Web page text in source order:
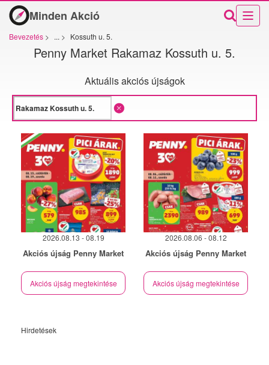
Minden Akció
Bevezetés > ... > Kossuth u. 5.
Penny Market Rakamaz Kossuth u. 5.
Aktuális akciós újságok
2026.08.13 - 08.19
Akciós újság Penny Market
Akciós újság megtekintése
2026.08.06 - 08.12
Akciós újság Penny Market
Akciós újság megtekintése
Hirdetések